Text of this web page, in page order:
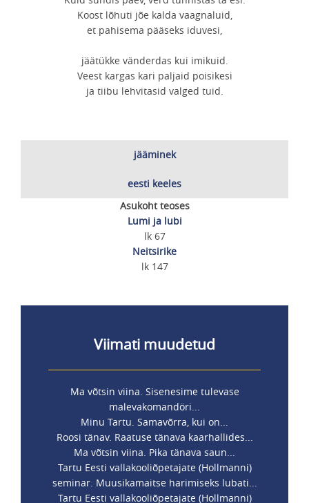
Koost lõhuti jõe kalda vaagnaluid,
et pahisema pääseks iduvesi,
jäätükke vänderdas kui imikuid.
Veest kargas kari paljaid poisikesi
ja tiibu lehvitasid valged tuid.
jääminek
eesti keeles
Asukoht teoses
Lumi ja lubi
lk 67
Neitsirike
lk 147
Viimati muudetud
Ma võtsin viina. Sisenesime tulevase
malevakomandöri...
Minu Tartu. Samavõrra, kui on...
Roosi tänav. Raatuse tänava kaarhallides...
Ma võtsin viina. Pika tänava saun...
Tartu Eesti vallakooliõpetajate (Hollmanni)
seminar. Muusikamaitse harimiseks lubati...
Tartu Eesti vallakooliõpetajate (Hollmanni)